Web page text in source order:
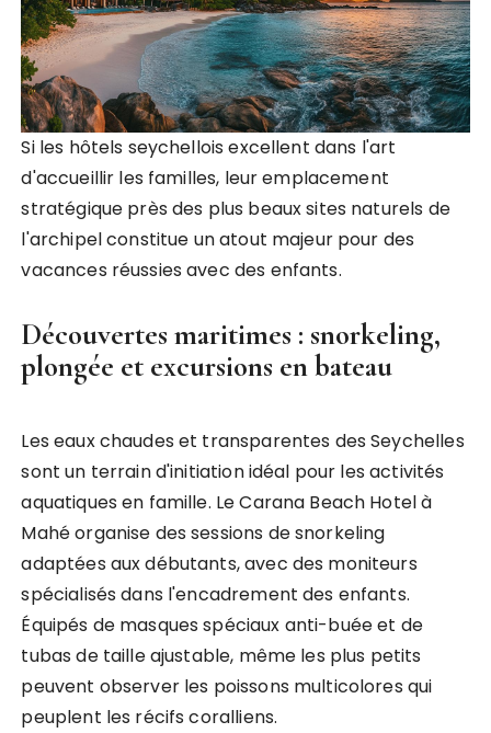
Si les hôtels seychellois excellent dans l'art
d'accueillir les familles, leur emplacement
stratégique près des plus beaux sites naturels de
l'archipel constitue un atout majeur pour des
vacances réussies avec des enfants.
Découvertes maritimes : snorkeling,
plongée et excursions en bateau
Les eaux chaudes et transparentes des Seychelles
sont un terrain d'initiation idéal pour les activités
aquatiques en famille. Le Carana Beach Hotel à
Mahé organise des sessions de snorkeling
adaptées aux débutants, avec des moniteurs
spécialisés dans l'encadrement des enfants.
Équipés de masques spéciaux anti-buée et de
tubas de taille ajustable, même les plus petits
peuvent observer les poissons multicolores qui
peuplent les récifs coralliens.